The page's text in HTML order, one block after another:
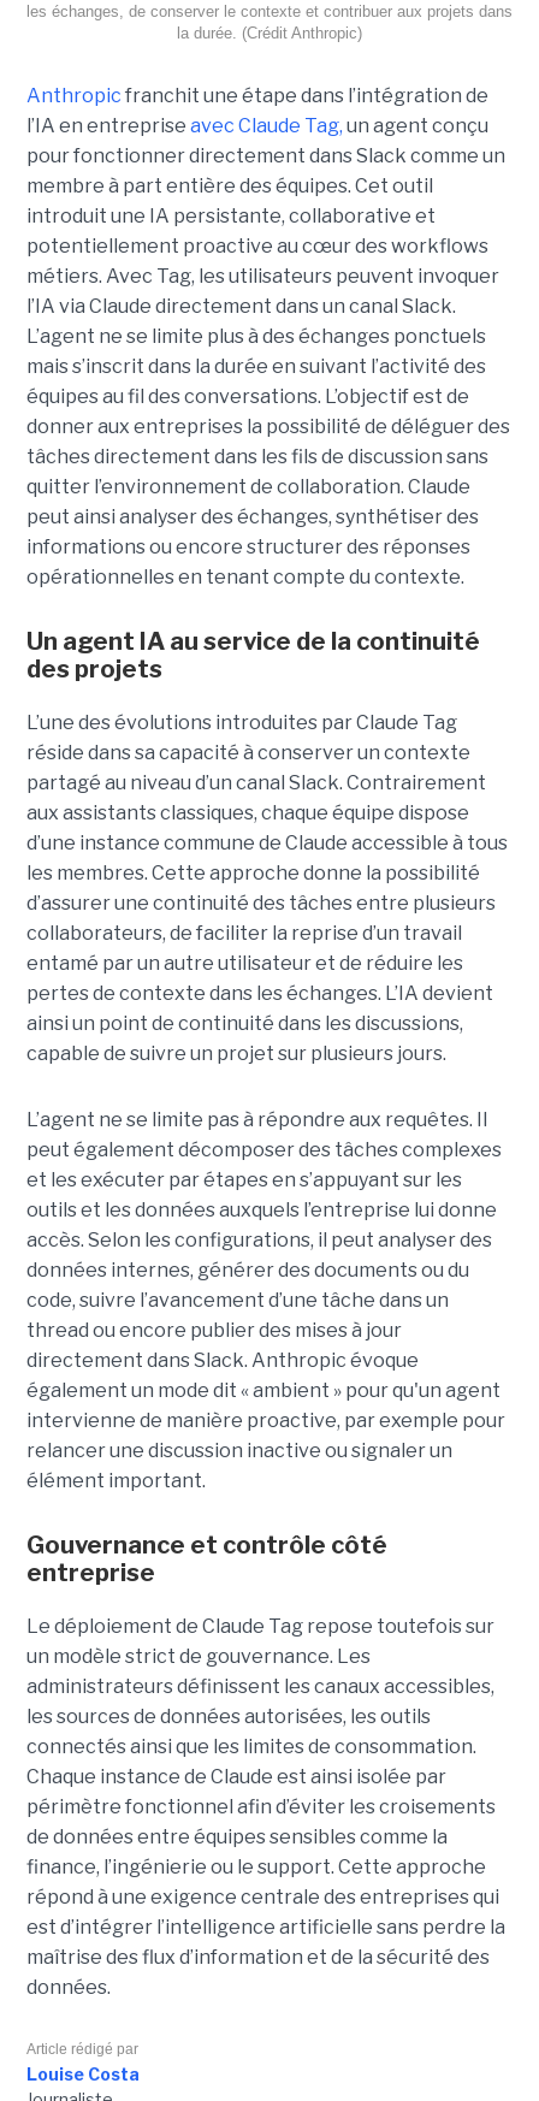
les échanges, de conserver le contexte et contribuer aux projets dans
la durée. (Crédit Anthropic)
Anthropic franchit une étape dans l’intégration de
l’IA en entreprise avec Claude Tag, un agent conçu
pour fonctionner directement dans Slack comme un
membre à part entière des équipes. Cet outil
introduit une IA persistante, collaborative et
potentiellement proactive au cœur des workflows
métiers. Avec Tag, les utilisateurs peuvent invoquer
l’IA via Claude directement dans un canal Slack.
L’agent ne se limite plus à des échanges ponctuels
mais s’inscrit dans la durée en suivant l’activité des
équipes au fil des conversations. L’objectif est de
donner aux entreprises la possibilité de déléguer des
tâches directement dans les fils de discussion sans
quitter l’environnement de collaboration. Claude
peut ainsi analyser des échanges, synthétiser des
informations ou encore structurer des réponses
opérationnelles en tenant compte du contexte.
Un agent IA au service de la continuité
des projets
L’une des évolutions introduites par Claude Tag
réside dans sa capacité à conserver un contexte
partagé au niveau d’un canal Slack. Contrairement
aux assistants classiques, chaque équipe dispose
d’une instance commune de Claude accessible à tous
les membres. Cette approche donne la possibilité
d’assurer une continuité des tâches entre plusieurs
collaborateurs, de faciliter la reprise d’un travail
entamé par un autre utilisateur et de réduire les
pertes de contexte dans les échanges. L’IA devient
ainsi un point de continuité dans les discussions,
capable de suivre un projet sur plusieurs jours.
L’agent ne se limite pas à répondre aux requêtes. Il
peut également décomposer des tâches complexes
et les exécuter par étapes en s’appuyant sur les
outils et les données auxquels l’entreprise lui donne
accès. Selon les configurations, il peut analyser des
données internes, générer des documents ou du
code, suivre l’avancement d’une tâche dans un
thread ou encore publier des mises à jour
directement dans Slack. Anthropic évoque
également un mode dit « ambient » pour qu'un agent
intervienne de manière proactive, par exemple pour
relancer une discussion inactive ou signaler un
élément important.
Gouvernance et contrôle côté
entreprise
Le déploiement de Claude Tag repose toutefois sur
un modèle strict de gouvernance. Les
administrateurs définissent les canaux accessibles,
les sources de données autorisées, les outils
connectés ainsi que les limites de consommation.
Chaque instance de Claude est ainsi isolée par
périmètre fonctionnel afin d’éviter les croisements
de données entre équipes sensibles comme la
finance, l’ingénierie ou le support. Cette approche
répond à une exigence centrale des entreprises qui
est d’intégrer l’intelligence artificielle sans perdre la
maîtrise des flux d’information et de la sécurité des
données.
Article rédigé par
Louise Costa